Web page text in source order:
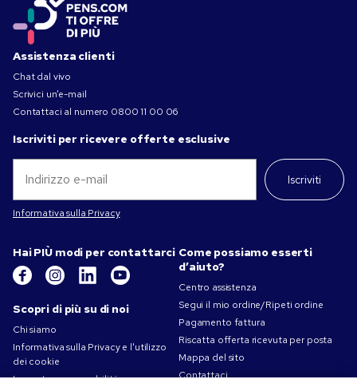
Assistenza clienti
Chat dal vivo
Scrivici un’e-mail
Contattaci al numero 0800 11 00 06
Iscriviti per ricevere offerte esclusive
Iscriviti
Informativa sulla Privacy
Hai PIÙ modi per contattarci
Scopri di più su di noi
Chi siamo
Informativa sulla Privacy e l'utilizzo
dei cookie
La nostra responsabilità
Come possiamo esserti
d’aiuto?
Centro assistenza
Segui il mio ordine/Ripeti ordine
Pagamento fattura
Riscatta offerta ricevuta per posta
Mappa del sito
Contattaci